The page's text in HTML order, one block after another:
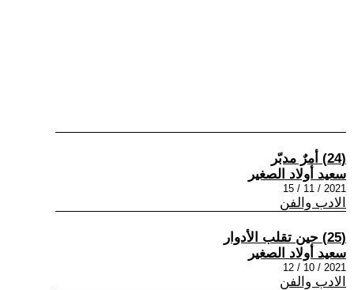
(24) أمرٌ مدبّر
سعيد أولاد الصغير
2021 / 11 / 15
الادب والفن
(25) حين تقلب الأدوار
سعيد أولاد الصغير
2021 / 10 / 12
الادب والفن